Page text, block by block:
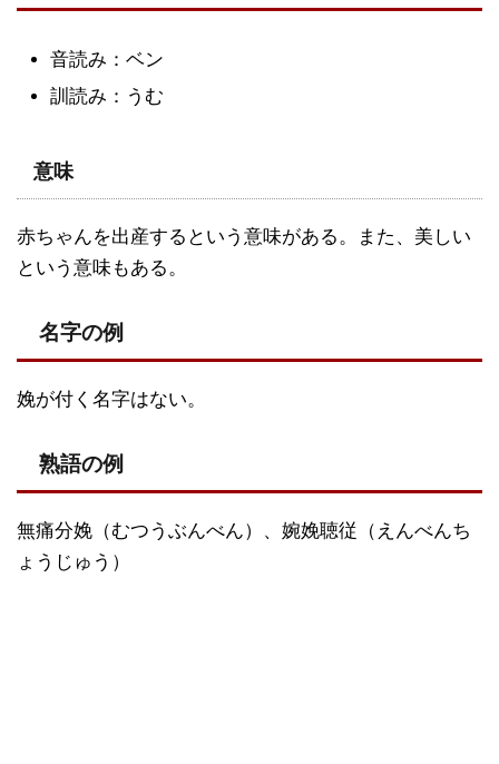
音読み：ベン
訓読み：うむ
意味
赤ちゃんを出産するという意味がある。また、美しい
という意味もある。
名字の例
娩が付く名字はない。
熟語の例
無痛分娩（むつうぶんべん）、婉娩聴従（えんべんち
ょうじゅう）